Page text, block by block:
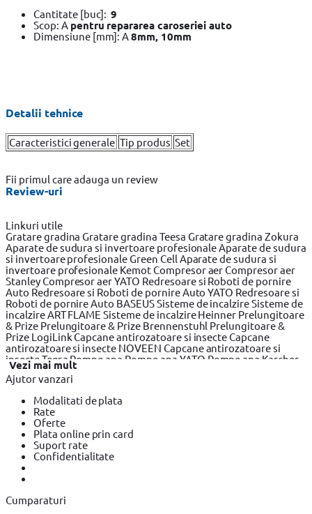
Cantitate [buc]:9
Scop: A pentru repararea caroseriei auto
Dimensiune [mm]: A8mm, 10mm
Detalii tehnice
Caracteristici generale Tip produs Set
Fii primul care adauga un review
Review-uri
Linkuri utile
Gratare gradinaGratare gradina Teesa Gratare gradina Zokura
Aparate de sudura si invertoare profesionaleAparate de sudura
si invertoare profesionale Green Cell Aparate de sudura si
invertoare profesionale KemotCompresor aerCompresor aer
StanleyCompresor aer YATO Redresoare si Roboti de pornire
Auto Redresoare si Roboti de pornire Auto YATO Redresoare si
Roboti de pornire Auto BASEUSSisteme de incalzireSisteme de
incalzire ART FLAMESisteme de incalzire Heinner Prelungitoare
& Prize Prelungitoare & Prize Brennenstuhl Prelungitoare &
Prize LogiLinkCapcane antirozatoare si insecteCapcane
antirozatoare si insecte NOVEEN Capcane antirozatoare si
insecte TeesaPompe apa Pompe apa YATO Pompe apa Karcher
SeifuriSeifuri Yale
Vezi mai mult
Ajutor vanzari
Modalitati de plata
Rate
Oferte
Plata online prin card
Suport rate
Confidentialitate
Cumparaturi